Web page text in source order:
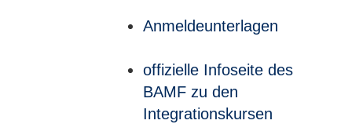
Anmeldeunterlagen
offizielle Infoseite des
BAMF zu den
Integrationskursen